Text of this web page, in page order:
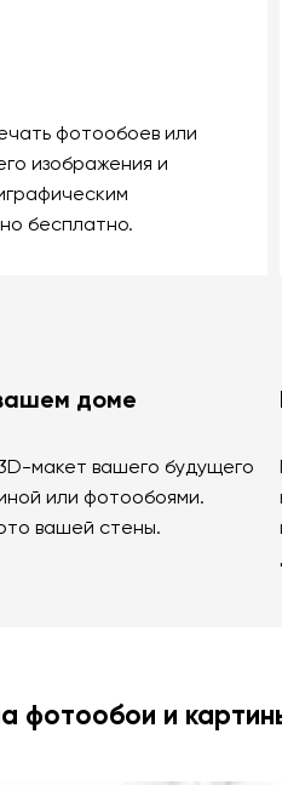
фотообоев или
изображения и
бесплатно.
доме
макет вашего будущего
или фотообоями.
вашей стены.
фотообои и